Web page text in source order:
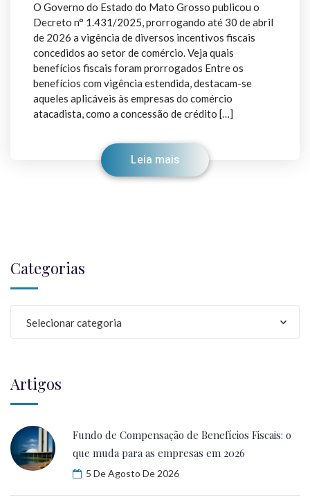
O Governo do Estado do Mato Grosso publicou o
Decreto n° 1.431/2025, prorrogando até 30 de abril
de 2026 a vigência de diversos incentivos fiscais
concedidos ao setor de comércio. Veja quais
benefícios fiscais foram prorrogados Entre os
benefícios com vigência estendida, destacam-se
aqueles aplicáveis às empresas do comércio
atacadista, como a concessão de crédito […]
Leia mais
Categorias
Selecionar categoria
Artigos
Fundo de Compensação de Benefícios Fiscais: o
que muda para as empresas em 2026
5 De Agosto De 2026